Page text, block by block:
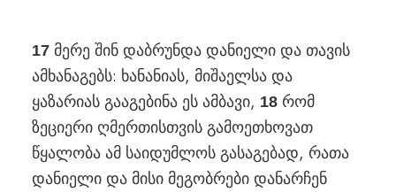
17 მერე შინ დაბრუნდა დანიელი და თავის
ამხანაგებს: ხანანიას, მიშაელსა და
ყაზარიას გააგებინა ეს ამბავი, 18 რომ
ზეციერი ღმერთისთვის გამოეთხოვათ
წყალობა ამ საიდუმლოს გასაგებად, რათა
დანიელი და მისი მეგობრები დანარჩენ